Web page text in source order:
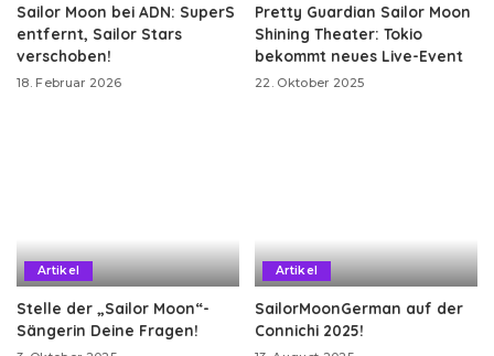
Sailor Moon bei ADN: SuperS
entfernt, Sailor Stars
verschoben!
18. Februar 2026
Pretty Guardian Sailor Moon
Shining Theater: Tokio
bekommt neues Live-Event
22. Oktober 2025
Artikel
Stelle der „Sailor Moon“-
Sängerin Deine Fragen!
Artikel
SailorMoonGerman auf der
Connichi 2025!